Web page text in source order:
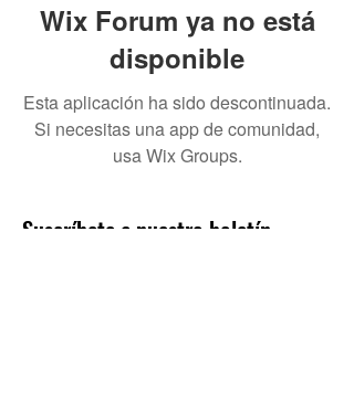
Wix Forum ya no está
disponible
Esta aplicación ha sido descontinuada.
Si necesitas una app de comunidad,
usa Wix Groups.
Suscríbete a nuestro boletín